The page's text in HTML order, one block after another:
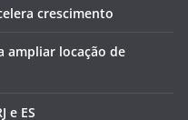
crescimento
ampliar locação de
e ES